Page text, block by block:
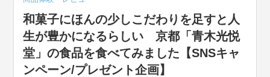
和菓子にほんの少しこだわりを足すと人
生が豊かになるらしい 京都「青木光悦
堂」の食品を食べてみました【SNSキャ
ンペーン/プレゼント企画】